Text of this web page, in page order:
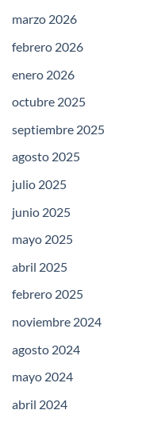
marzo 2026
febrero 2026
enero 2026
octubre 2025
septiembre 2025
agosto 2025
julio 2025
junio 2025
mayo 2025
abril 2025
febrero 2025
noviembre 2024
agosto 2024
mayo 2024
abril 2024